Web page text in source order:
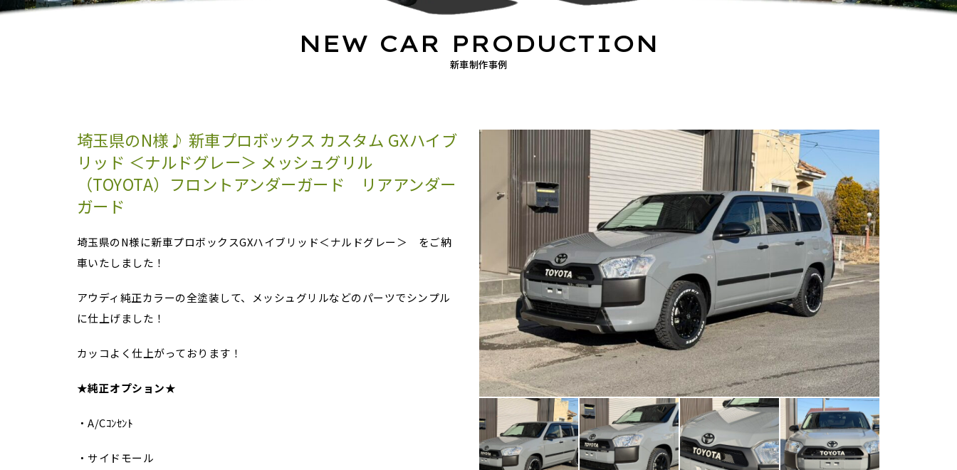
新車制作事例
NEW CAR PRODUCTION
埼玉県のN様♪ 新車プロボックス カスタム GXハイブ
リッド ＜ナルドグレー＞ メッシュグリル
（TOYOTA）フロントアンダーガード リアアンダー
ガード
埼玉県のN様に新車プロボックスGXハイブリッド＜ナルドグレー＞ をご納
車いたしました！
アウディ純正カラーの全塗装して、メッシュグリルなどのパーツでシンプル
に仕上げました！
カッコよく仕上がっております！
★純正オプション★
・A/Cｺﾝｾﾝﾄ
・サイドモール